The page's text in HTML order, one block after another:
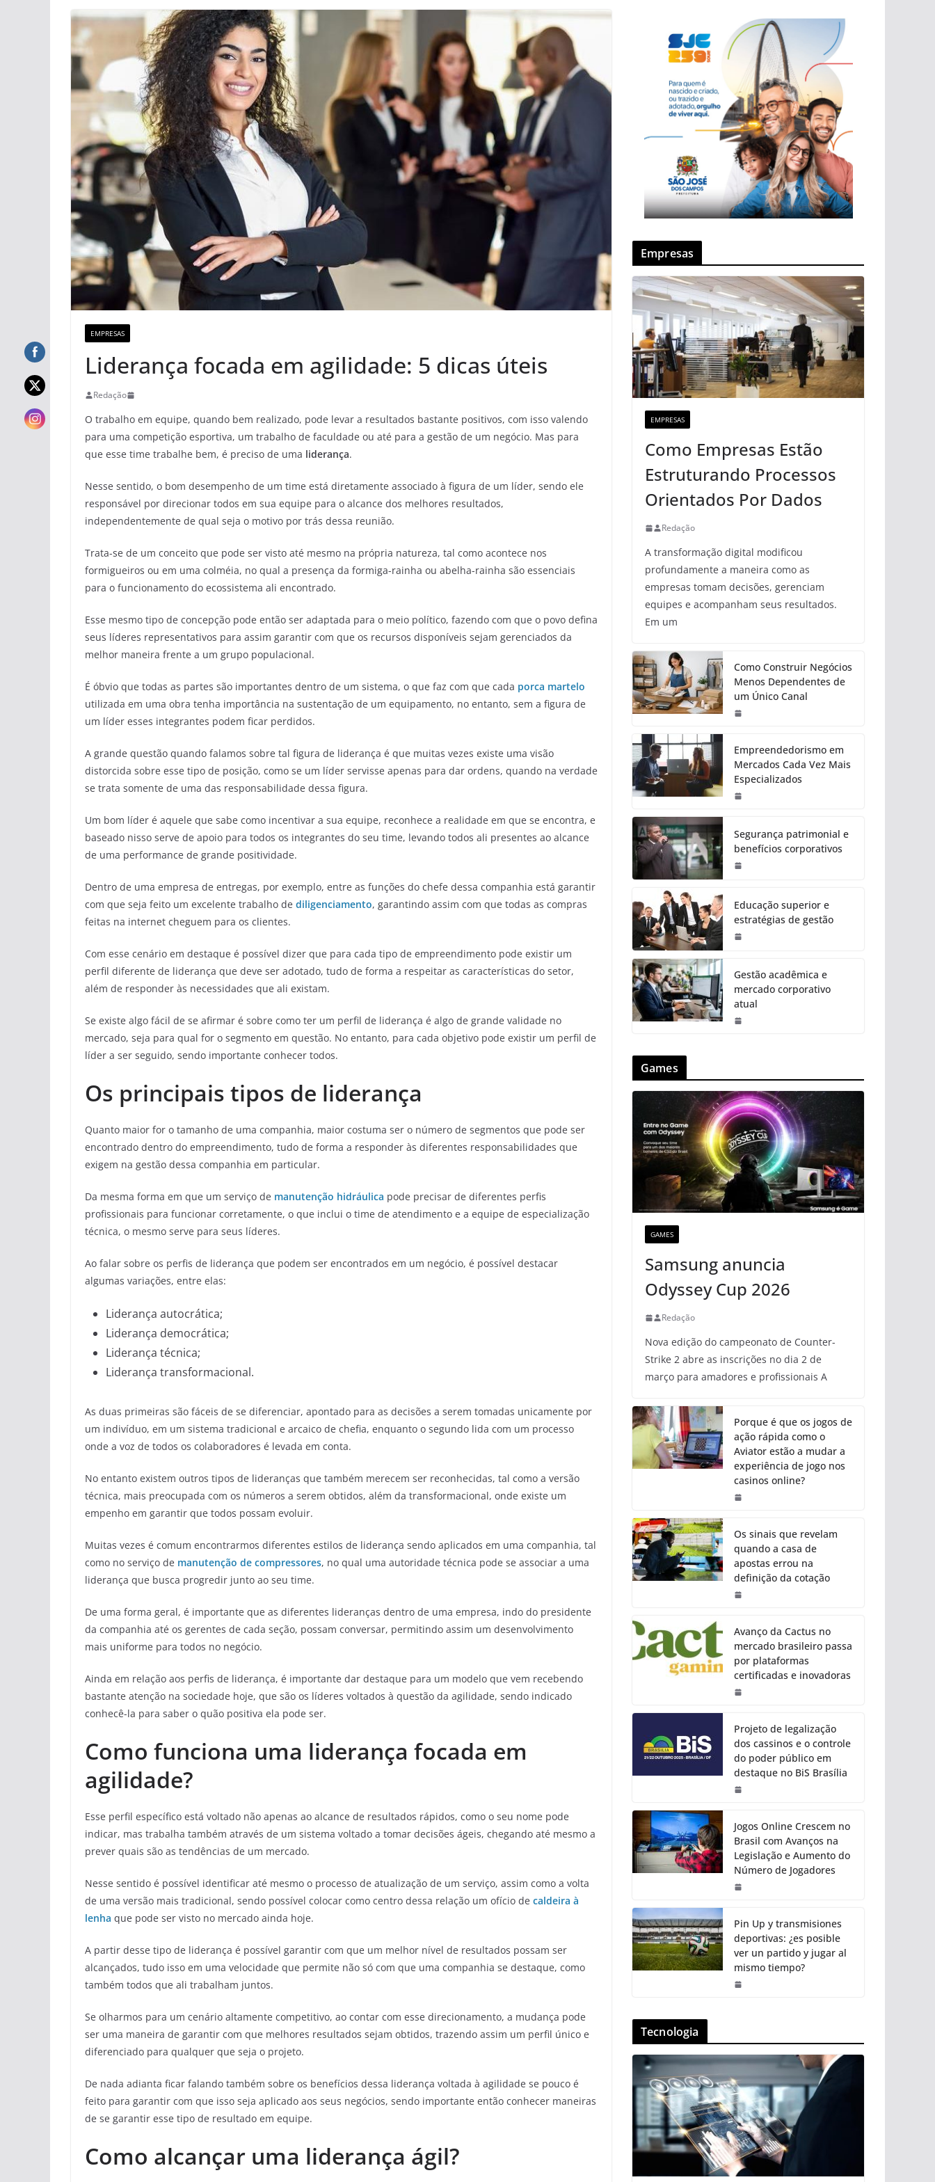
EMPRESAS
Liderança focada em agilidade: 5 dicas úteis
Redação
O trabalho em equipe, quando bem realizado, pode levar a resultados bastante positivos, com isso valendo
para uma competição esportiva, um trabalho de faculdade ou até para a gestão de um negócio. Mas para
que esse time trabalhe bem, é preciso de uma liderança.
Nesse sentido, o bom desempenho de um time está diretamente associado à figura de um líder, sendo ele
responsável por direcionar todos em sua equipe para o alcance dos melhores resultados,
independentemente de qual seja o motivo por trás dessa reunião.
Trata-se de um conceito que pode ser visto até mesmo na própria natureza, tal como acontece nos
formigueiros ou em uma colméia, no qual a presença da formiga-rainha ou abelha-rainha são essenciais
para o funcionamento do ecossistema ali encontrado.
Esse mesmo tipo de concepção pode então ser adaptada para o meio político, fazendo com que o povo defina
seus líderes representativos para assim garantir com que os recursos disponíveis sejam gerenciados da
melhor maneira frente a um grupo populacional.
É óbvio que todas as partes são importantes dentro de um sistema, o que faz com que cada porca martelo
utilizada em uma obra tenha importância na sustentação de um equipamento, no entanto, sem a figura de
um líder esses integrantes podem ficar perdidos.
A grande questão quando falamos sobre tal figura de liderança é que muitas vezes existe uma visão
distorcida sobre esse tipo de posição, como se um líder servisse apenas para dar ordens, quando na verdade
se trata somente de uma das responsabilidade dessa figura.
Um bom líder é aquele que sabe como incentivar a sua equipe, reconhece a realidade em que se encontra, e
baseado nisso serve de apoio para todos os integrantes do seu time, levando todos ali presentes ao alcance
de uma performance de grande positividade.
Dentro de uma empresa de entregas, por exemplo, entre as funções do chefe dessa companhia está garantir
com que seja feito um excelente trabalho de diligenciamento, garantindo assim com que todas as compras
feitas na internet cheguem para os clientes.
Com esse cenário em destaque é possível dizer que para cada tipo de empreendimento pode existir um
perfil diferente de liderança que deve ser adotado, tudo de forma a respeitar as características do setor,
além de responder às necessidades que ali existam.
Se existe algo fácil de se afirmar é sobre como ter um perfil de liderança é algo de grande validade no
mercado, seja para qual for o segmento em questão. No entanto, para cada objetivo pode existir um perfil de
líder a ser seguido, sendo importante conhecer todos.
Os principais tipos de liderança
Quanto maior for o tamanho de uma companhia, maior costuma ser o número de segmentos que pode ser
encontrado dentro do empreendimento, tudo de forma a responder às diferentes responsabilidades que
exigem na gestão dessa companhia em particular.
Da mesma forma em que um serviço de manutenção hidráulica pode precisar de diferentes perfis
profissionais para funcionar corretamente, o que inclui o time de atendimento e a equipe de especialização
técnica, o mesmo serve para seus líderes.
Ao falar sobre os perfis de liderança que podem ser encontrados em um negócio, é possível destacar
algumas variações, entre elas:
Liderança autocrática;
Liderança democrática;
Liderança técnica;
Liderança transformacional.
As duas primeiras são fáceis de se diferenciar, apontado para as decisões a serem tomadas unicamente por
um indivíduo, em um sistema tradicional e arcaico de chefia, enquanto o segundo lida com um processo
onde a voz de todos os colaboradores é levada em conta.
No entanto existem outros tipos de lideranças que também merecem ser reconhecidas, tal como a versão
técnica, mais preocupada com os números a serem obtidos, além da transformacional, onde existe um
empenho em garantir que todos possam evoluir.
Muitas vezes é comum encontrarmos diferentes estilos de liderança sendo aplicados em uma companhia, tal
como no serviço de manutenção de compressores, no qual uma autoridade técnica pode se associar a uma
liderança que busca progredir junto ao seu time.
De uma forma geral, é importante que as diferentes lideranças dentro de uma empresa, indo do presidente
da companhia até os gerentes de cada seção, possam conversar, permitindo assim um desenvolvimento
mais uniforme para todos no negócio.
Ainda em relação aos perfis de liderança, é importante dar destaque para um modelo que vem recebendo
bastante atenção na sociedade hoje, que são os líderes voltados à questão da agilidade, sendo indicado
conhecê-la para saber o quão positiva ela pode ser.
Como funciona uma liderança focada em
agilidade?
Esse perfil específico está voltado não apenas ao alcance de resultados rápidos, como o seu nome pode
indicar, mas trabalha também através de um sistema voltado a tomar decisões ágeis, chegando até mesmo a
prever quais são as tendências de um mercado.
Nesse sentido é possível identificar até mesmo o processo de atualização de um serviço, assim como a volta
de uma versão mais tradicional, sendo possível colocar como centro dessa relação um ofício de caldeira à
lenha que pode ser visto no mercado ainda hoje.
A partir desse tipo de liderança é possível garantir com que um melhor nível de resultados possam ser
alcançados, tudo isso em uma velocidade que permite não só com que uma companhia se destaque, como
também todos que ali trabalham juntos.
Se olharmos para um cenário altamente competitivo, ao contar com esse direcionamento, a mudança pode
ser uma maneira de garantir com que melhores resultados sejam obtidos, trazendo assim um perfil único e
diferenciado para qualquer que seja o projeto.
De nada adianta ficar falando também sobre os benefícios dessa liderança voltada à agilidade se pouco é
feito para garantir com que isso seja aplicado aos seus negócios, sendo importante então conhecer maneiras
de se garantir esse tipo de resultado em equipe.
Como alcançar uma liderança ágil?
Empresas
EMPRESAS
Como Empresas Estão
Estruturando Processos
Orientados Por Dados
Redação
A transformação digital modificou
profundamente a maneira como as
empresas tomam decisões, gerenciam
equipes e acompanham seus resultados.
Em um
Como Construir Negócios
Menos Dependentes de
um Único Canal
Empreendedorismo em
Mercados Cada Vez Mais
Especializados
Segurança patrimonial e
benefícios corporativos
Educação superior e
estratégias de gestão
Gestão acadêmica e
mercado corporativo
atual
Games
GAMES
Samsung anuncia
Odyssey Cup 2026
Redação
Nova edição do campeonato de Counter-
Strike 2 abre as inscrições no dia 2 de
março para amadores e profissionais A
Porque é que os jogos de
ação rápida como o
Aviator estão a mudar a
experiência de jogo nos
casinos online?
Os sinais que revelam
quando a casa de
apostas errou na
definição da cotação
Avanço da Cactus no
mercado brasileiro passa
por plataformas
certificadas e inovadoras
Projeto de legalização
dos cassinos e o controle
do poder público em
destaque no BiS Brasília
Jogos Online Crescem no
Brasil com Avanços na
Legislação e Aumento do
Número de Jogadores
Pin Up y transmisiones
deportivas: ¿es posible
ver un partido y jugar al
mismo tiempo?
Tecnologia